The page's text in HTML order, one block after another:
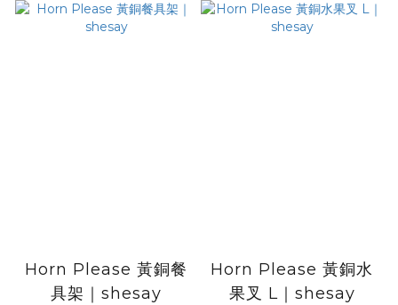
Horn Please 黃銅餐
具架｜shesay
Horn Please 黃銅水
果叉 L｜shesay